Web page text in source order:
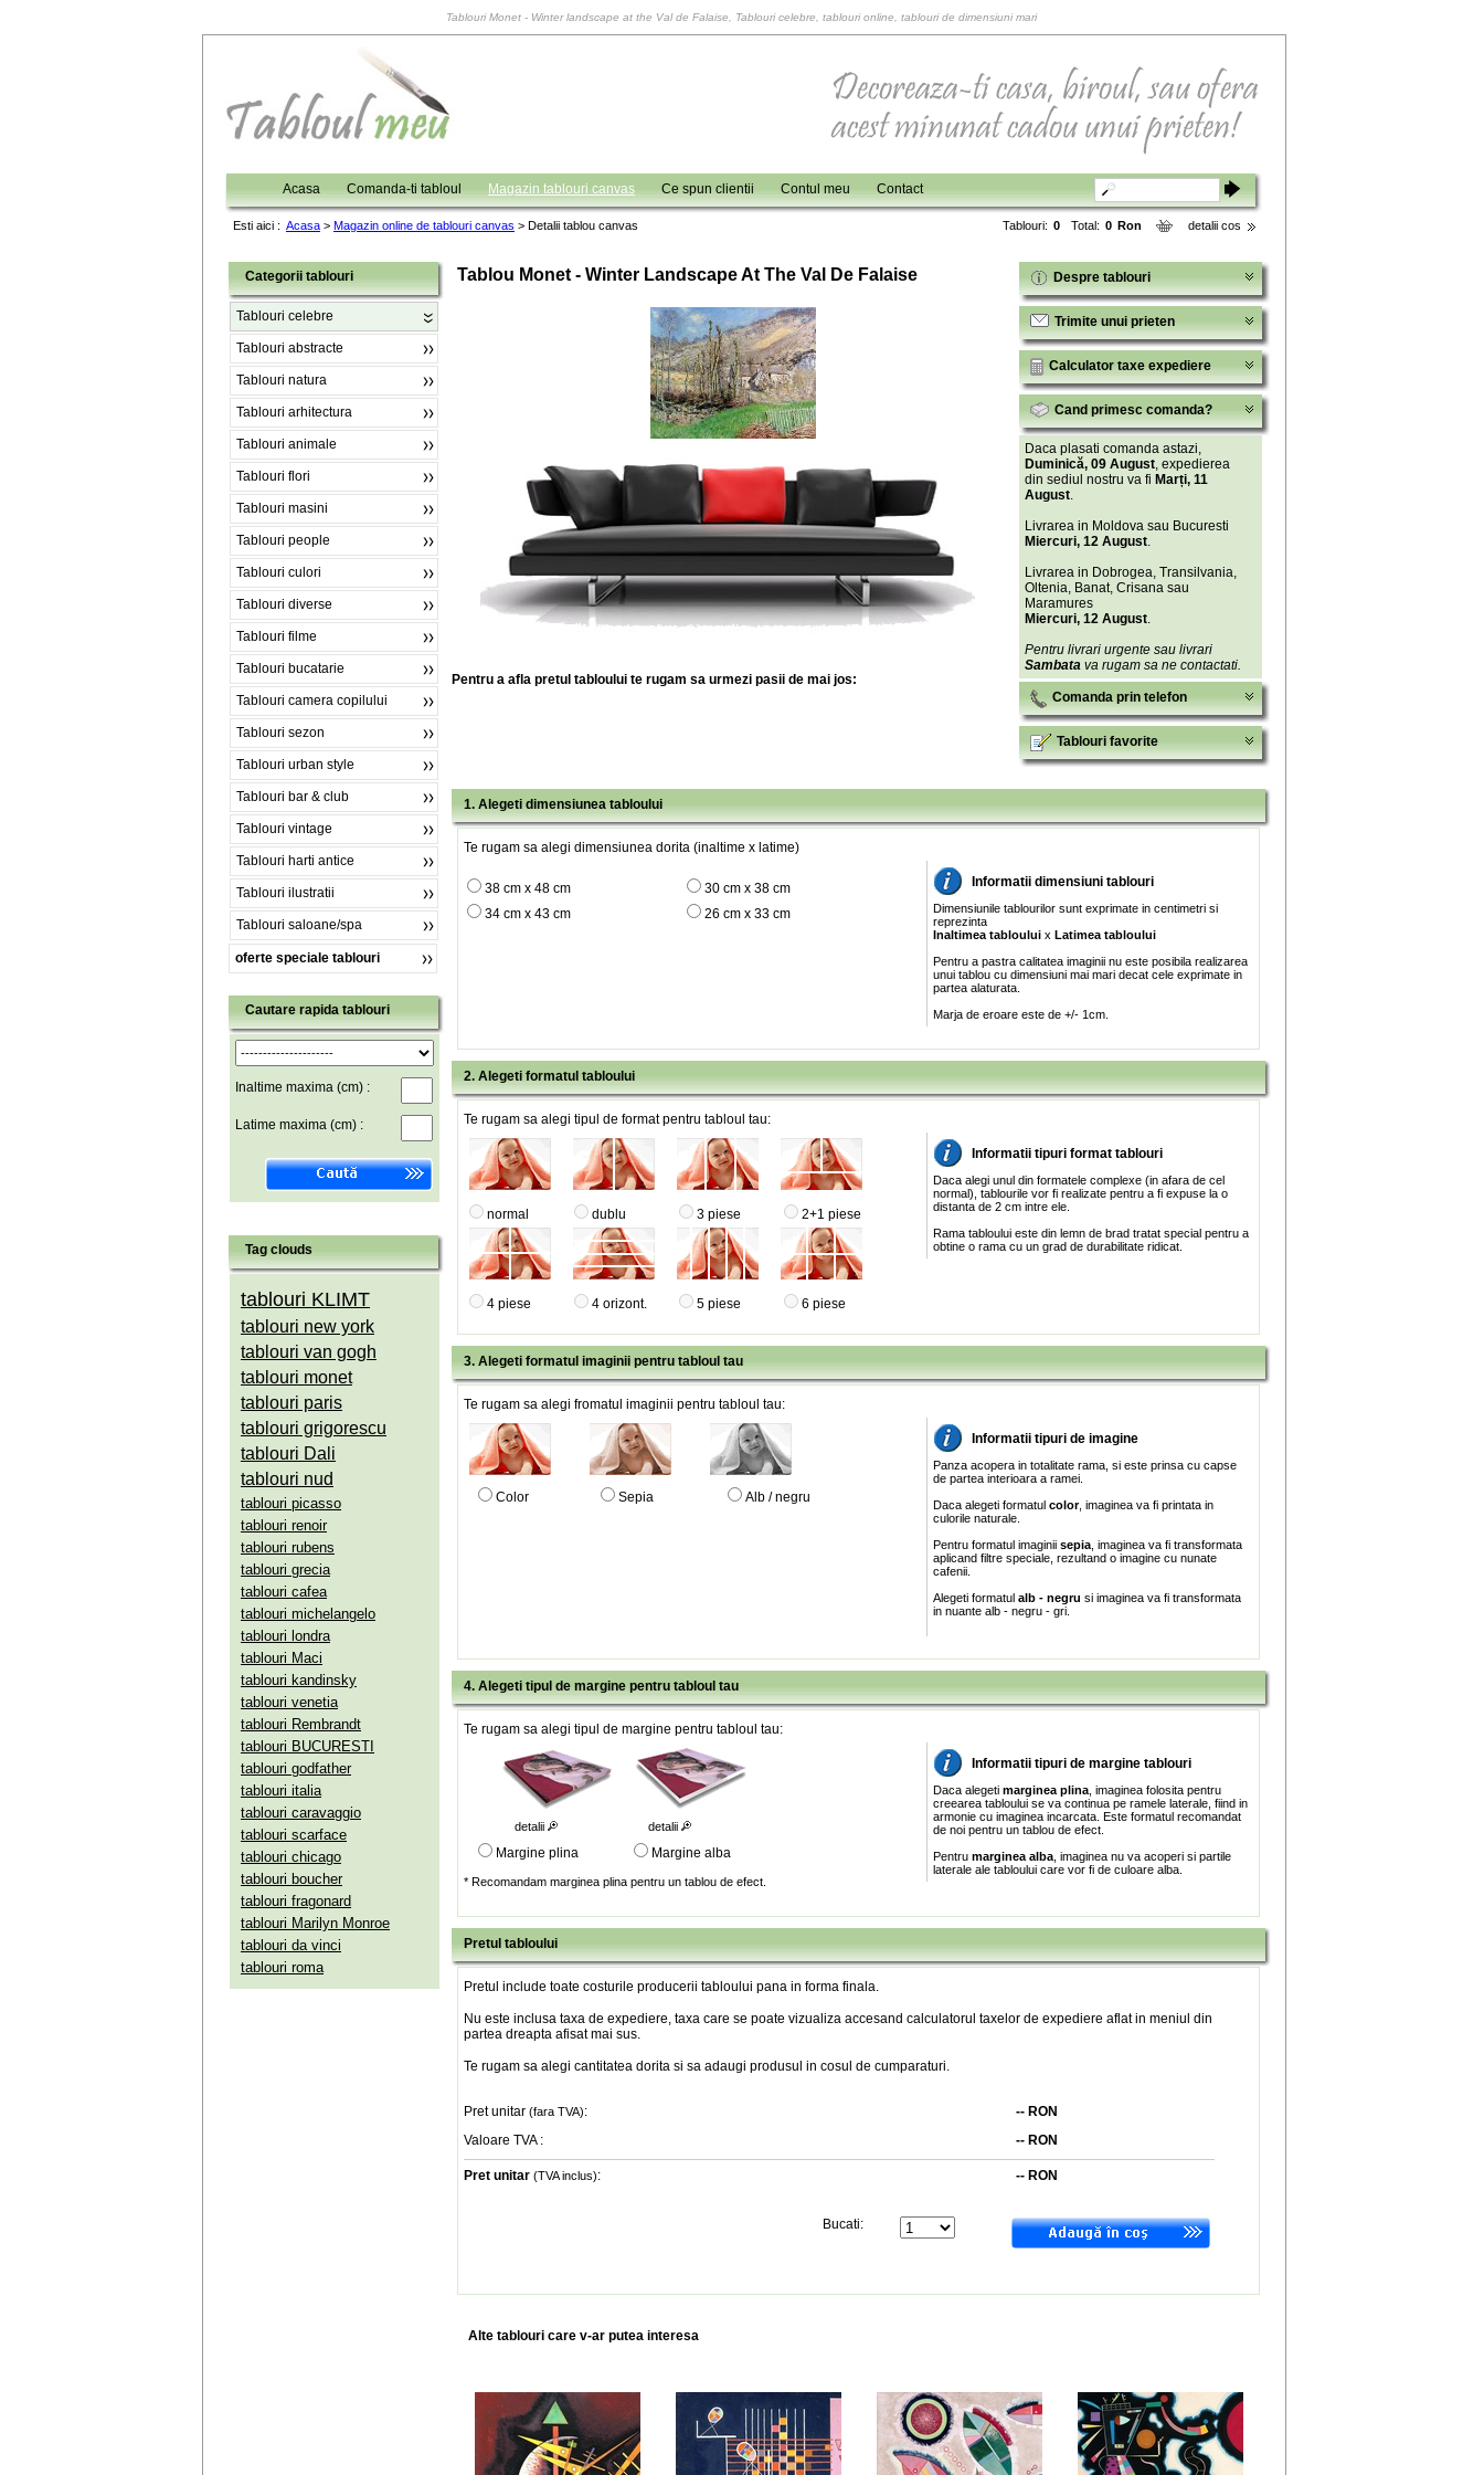
Tablouri Monet - Winter landscape at the Val de Falaise, Tablouri celebre, tablouri online, tablouri de dimensiuni mari
Acasa Comanda-ti tabloul Magazin tablouri canvas Ce spun clientii Contul meu Contact
Esti aici : Acasa > Magazin online de tablouri canvas > Detalii tablou canvas detalii cos
Tablouri: 0 Total: 0 Ron
Categorii tablouri
Tablouri celebre
Tablouri abstracte
Tablouri natura
Tablouri arhitectura
Tablouri animale
Tablouri flori
Tablouri masini
Tablouri people
Tablouri culori
Tablouri diverse
Tablouri filme
Tablouri bucatarie
Tablouri camera copilului
Tablouri sezon
Tablouri urban style
Tablouri bar & club
Tablouri vintage
Tablouri harti antice
Tablouri ilustratii
Tablouri saloane/spa
oferte speciale tablouri
Cautare rapida tablouri
Inaltime maxima (cm) :
Latime maxima (cm) :
Tag clouds
tablouri KLIMT
tablouri new york
tablouri van gogh
tablouri monet
tablouri paris
tablouri grigorescu
tablouri Dali
tablouri nud
tablouri picasso
tablouri renoir
tablouri rubens
tablouri grecia
tablouri cafea
tablouri michelangelo
tablouri londra
tablouri Maci
tablouri kandinsky
tablouri venetia
tablouri Rembrandt
tablouri BUCURESTI
tablouri godfather
tablouri italia
tablouri caravaggio
tablouri scarface
tablouri chicago
tablouri boucher
tablouri fragonard
tablouri Marilyn Monroe
tablouri da vinci
tablouri roma
Tablou Monet - Winter Landscape At The Val De Falaise Despre tablouri
Trimite unui prieten
Calculator taxe expediere
Cand primesc comanda?
Daca plasati comanda astazi,
Duminică, 09 August, expedierea
din sediul nostru va fi Marți, 11
August.
Livrarea in Moldova sau Bucuresti
Miercuri, 12 August.
Livrarea in Dobrogea, Transilvania,
Oltenia, Banat, Crisana sau
Maramures
Miercuri, 12 August.
Pentru livrari urgente sau livrari
Sambata va rugam sa ne contactati.
Comanda prin telefon
Tablouri favorite
Pentru a afla pretul tabloului te rugam sa urmezi pasii de mai jos:
1. Alegeti dimensiunea tabloului
Te rugam sa alegi dimensiunea dorita (inaltime x latime)
38 cm x 48 cm
30 cm x 38 cm
34 cm x 43 cm
26 cm x 33 cm
Informatii dimensiuni tablouri
Dimensiunile tablourilor sunt exprimate in centimetri si
reprezinta
Inaltimea tabloului x Latimea tabloului
Pentru a pastra calitatea imaginii nu este posibila realizarea
unui tablou cu dimensiuni mai mari decat cele exprimate in
partea alaturata.
Marja de eroare este de +/- 1cm.
2. Alegeti formatul tabloului
Te rugam sa alegi tipul de format pentru tabloul tau:
normal dublu 3 piese 2+1 piese
Informatii tipuri format tablouri
Daca alegi unul din formatele complexe (in afara de cel
normal), tablourile vor fi realizate pentru a fi expuse la o
distanta de 2 cm intre ele.
Rama tabloului este din lemn de brad tratat special pentru a
obtine o rama cu un grad de durabilitate ridicat.
4 piese 4 orizont. 5 piese 6 piese
3. Alegeti formatul imaginii pentru tabloul tau
Te rugam sa alegi fromatul imaginii pentru tabloul tau:
Color Sepia Alb / negru
Informatii tipuri de imagine
Panza acopera in totalitate rama, si este prinsa cu capse
de partea interioara a ramei.
Daca alegeti formatul color, imaginea va fi printata in
culorile naturale.
Pentru formatul imaginii sepia , imaginea va fi transformata
aplicand filtre speciale, rezultand o imagine cu nunate
cafenii.
Alegeti formatul alb - negru si imaginea va fi transformata
in nuante alb - negru - gri.
4. Alegeti tipul de margine pentru tabloul tau
Te rugam sa alegi tipul de margine pentru tabloul tau:
detalii detalii
Margine plina Margine alba
* Recomandam marginea plina pentru un tablou de efect.
Informatii tipuri de margine tablouri
Daca alegeti marginea plina , imaginea folosita pentru
creearea tabloului se va continua pe ramele laterale, fiind in
armonie cu imaginea incarcata. Este formatul recomandat
de noi pentru un tablou de efect.
Pentru marginea alba , imaginea nu va acoperi si partile
laterale ale tabloului care vor fi de culoare alba.
Pretul tabloului
Pretul include toate costurile producerii tabloului pana in forma finala.
Nu este inclusa taxa de expediere, taxa care se poate vizualiza accesand calculatorul taxelor de expediere aflat in meniul din
partea dreapta afisat mai sus.
Te rugam sa alegi cantitatea dorita si sa adaugi produsul in cosul de cumparaturi.
Pret unitar (fara TVA): -- RON
Valoare TVA : -- RON
Pret unitar (TVA inclus): -- RON
Bucati:
Alte tablouri care v-ar putea interesa